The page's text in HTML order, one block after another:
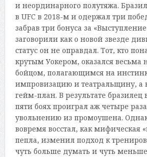
и неординарного полутяжа.
в UFC в 2018-м и одержал три
забрав три бонуса за
заговорили как о новой звезде
статус он не оправдал. Тот, кто
крутым Уокером, оказался весьма
бойцом, полагающимся на
импровизацию и театральщину, а
гейм-план. В результате
пяти боях проиграл аж четыре
увольнению из промоушена.
вовремя восстал, как мифическая
пепла, изменил подход к
чуть больше думать и чуть меньше